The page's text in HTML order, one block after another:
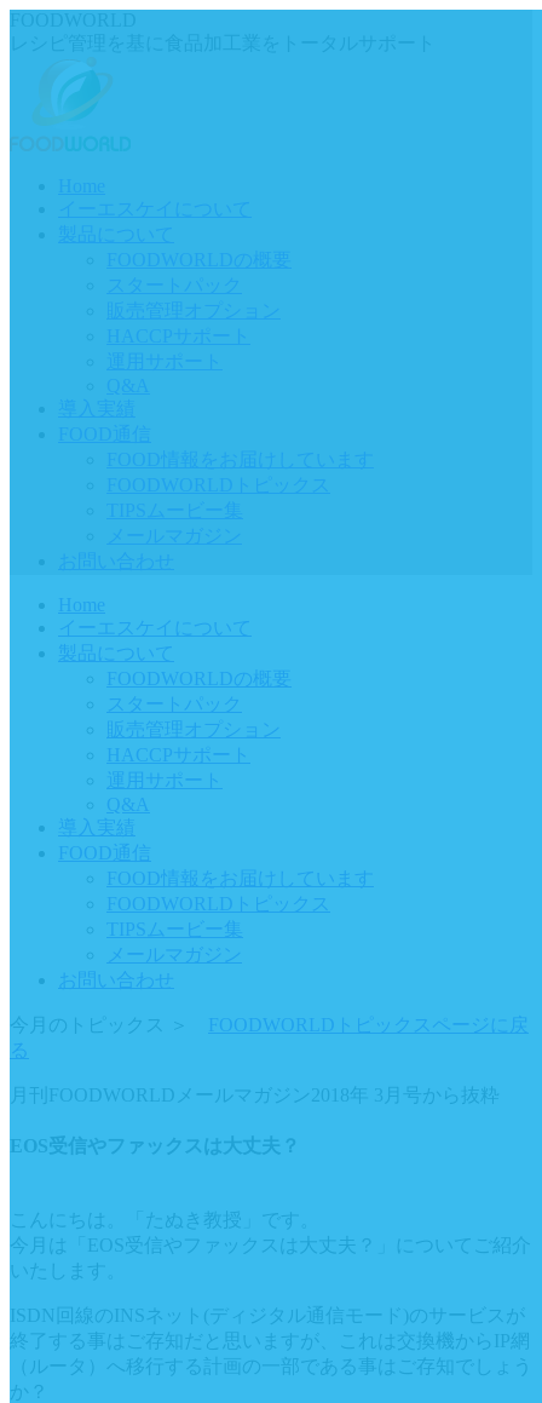
Home
イーエスケイについて
製品について
FOODWORLDの概要
スタートパック
販売管理オプション
HACCPサポート
運用サポート
Q&A
導入実績
FOOD通信
FOOD情報をお届けしています
FOODWORLDトピックス
TIPSムービー集
メールマガジン
お問い合わせ
今月のトピックス ＞
FOODWORLDトピックスページに戻
る
月刊FOODWORLDメールマガジン2018年 3月号から抜粋
EOS受信やファックスは大丈夫？
こんにちは。「たぬき教授」です。
今月は「EOS受信やファックスは大丈夫？」についてご紹介
いたします。
ISDN回線のINSネット(ディジタル通信モード)のサービスが
終了する事はご存知だと思いますが、これは交換機からIP網
（ルータ）へ移行する計画の一部である事はご存知でしょう
か？